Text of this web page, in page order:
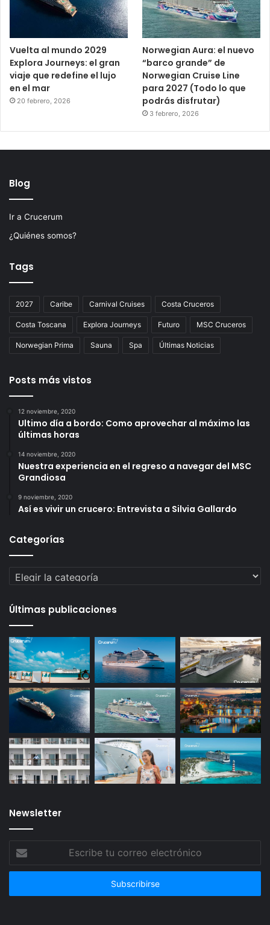
Vuelta al mundo 2029
Explora Journeys: el gran
viaje que redefine el lujo
en el mar
20 febrero, 2026
Norwegian Aura: el nuevo
“barco grande” de
Norwegian Cruise Line
para 2027 (Todo lo que
podrás disfrutar)
3 febrero, 2026
Blog
Ir a Crucerum
¿Quiénes somos?
Tags
2027 Caribe Carnival Cruises Costa Cruceros
Costa Toscana Explora Journeys Futuro MSC Cruceros
Norwegian Prima Sauna Spa Últimas Noticias
Posts más vistos
12 noviembre, 2020
Ultimo día a bordo: Como aprovechar al máximo las
últimas horas
14 noviembre, 2020
Nuestra experiencia en el regreso a navegar del MSC
Grandiosa
9 noviembre, 2020
Así es vivir un crucero: Entrevista a Silvia Gallardo
Categorías
Categorías
Últimas publicaciones
Newsletter
correo